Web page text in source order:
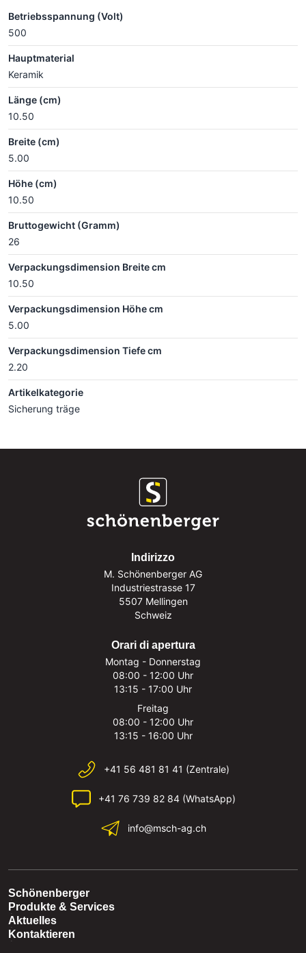
Betriebsspannung (Volt)
500
Hauptmaterial
Keramik
Länge (cm)
10.50
Breite (cm)
5.00
Höhe (cm)
10.50
Bruttogewicht (Gramm)
26
Verpackungsdimension Breite cm
10.50
Verpackungsdimension Höhe cm
5.00
Verpackungsdimension Tiefe cm
2.20
Artikelkategorie
Sicherung träge
Indirizzo
M. Schönenberger AG
Industriestrasse 17
5507 Mellingen
Schweiz
Orari di apertura
Montag - Donnerstag
08:00 - 12:00 Uhr
13:15 - 17:00 Uhr
Freitag
08:00 - 12:00 Uhr
13:15 - 16:00 Uhr
+41 56 481 81 41 (Zentrale)
+41 76 739 82 84 (WhatsApp)
info@msch-ag.ch
Schönenberger
Produkte & Services
Aktuelles
Kontaktieren